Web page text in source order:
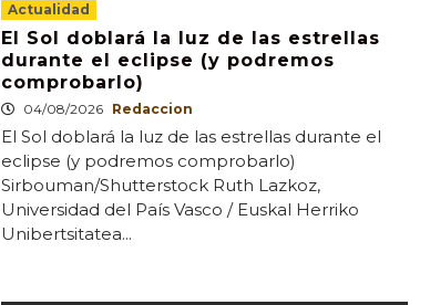
Actualidad
El Sol doblará la luz de las estrellas
durante el eclipse (y podremos
comprobarlo)
04/08/2026 Redaccion
El Sol doblará la luz de las estrellas durante el
eclipse (y podremos comprobarlo)
Sirbouman/Shutterstock Ruth Lazkoz,
Universidad del País Vasco / Euskal Herriko
Unibertsitatea...